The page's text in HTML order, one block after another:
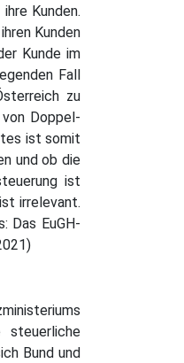
Kunden.
Kunden
Kunde im
Fall
zu
Doppel-
ist somit
und ob die
ist
irrelevant.
Das EuGH-
steuerliche
Bund und